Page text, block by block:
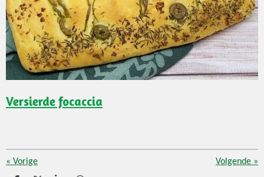
Versierde focaccia
« Vorige Volgende »